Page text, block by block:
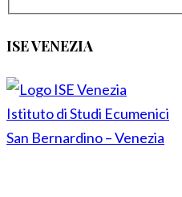
ISE VENEZIA
Istituto di Studi Ecumenici
San Bernardino – Venezia